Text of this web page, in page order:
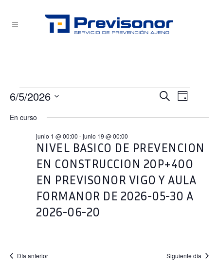
Eventos
en
junio
2026
DE
Y
VISTAS
Buscar
DE
Día
6/5/2026
la
En curso
NIVEL BASICO DE PREVENCION
EN CONSTRUCCION 20P+40O
EN PREVISONOR VIGO Y AULA
FORMANOR DE 2026-05-30 A
2026-06-20
junio 1 @ 00:00 -junio 19 @ 00:00
Día anterior Siguiente día